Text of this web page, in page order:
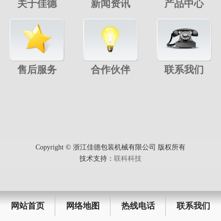
关于佳德 新闻资讯 产品中心
售后服务 合作伙伴 联系我们
网站首页 网络地图 热线电话 联系我们
Copyright © 浙江佳德包装机械有限公司 版权所有
技术支持： 联科科技